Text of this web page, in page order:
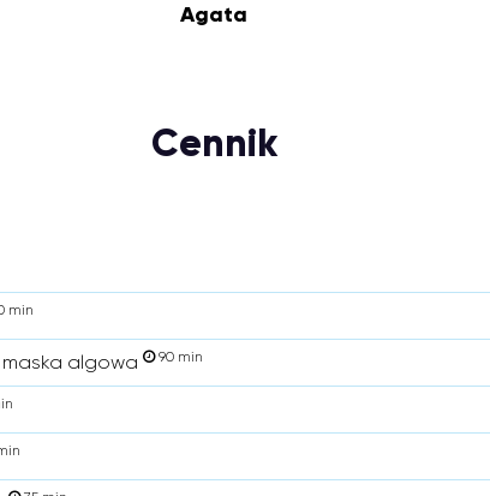
Agata
Cennik
min
algowa 90 min